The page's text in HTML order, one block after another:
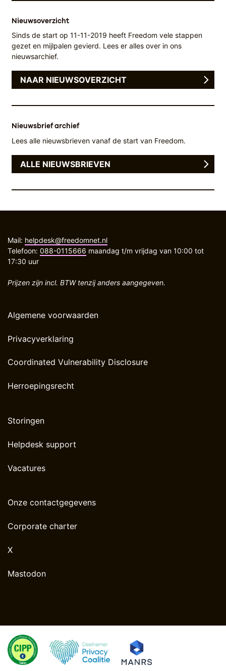
Nieuwsoverzicht
Sinds de start op 11-11-2019 heeft Freedom vele stappen
gezet en mijlpalen gevierd. Lees er alles over in ons
nieuwsarchief.
NAAR NIEUWSOVERZICHT
Nieuwsbrief archief
Lees alle nieuwsbrieven vanaf de start van Freedom.
ALLE NIEUWSBRIEVEN
Mail: helpdesk@freedomnet.nl
Telefoon: 088-0115666 maandag t/m vrijdag van 10:00 tot
17:30 uur
Prijzen zijn incl. BTW tenzij anders aangegeven.
Algemene voorwaarden
Privacyverklaring
Coordinated Vulnerability Disclosure
Herroepingsrecht
Storingen
Helpdesk support
Vacatures
Onze contactgegevens
Corporate charter
X
Mastodon